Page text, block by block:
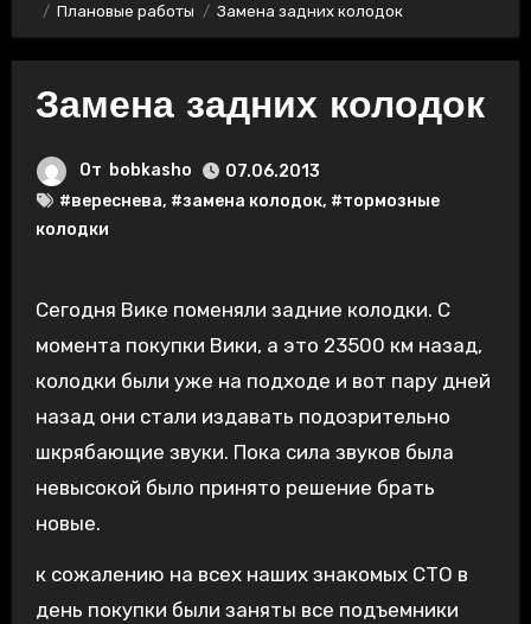
Плановые работы
Замена задних колодок
Замена задних колодок
От bobkasho
07.06.2013
#вереснева, #замена колодок, #тормозные
колодки
Сегодня Вике поменяли задние колодки. С
момента покупки Вики, а это 23500 км назад,
колодки были уже на подходе и вот пару дней
назад они стали издавать подозрительно
шкрябающие звуки. Пока сила звуков была
невысокой было принято решение брать
новые.
к сожалению на всех наших знакомых СТО в
день покупки были заняты все подъемники